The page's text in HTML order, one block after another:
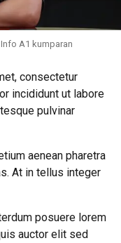
A1 kumparan
consectetur
incididunt ut labore
pulvinar
aenean pharetra
At in tellus integer
posuere lorem
auctor elit sed